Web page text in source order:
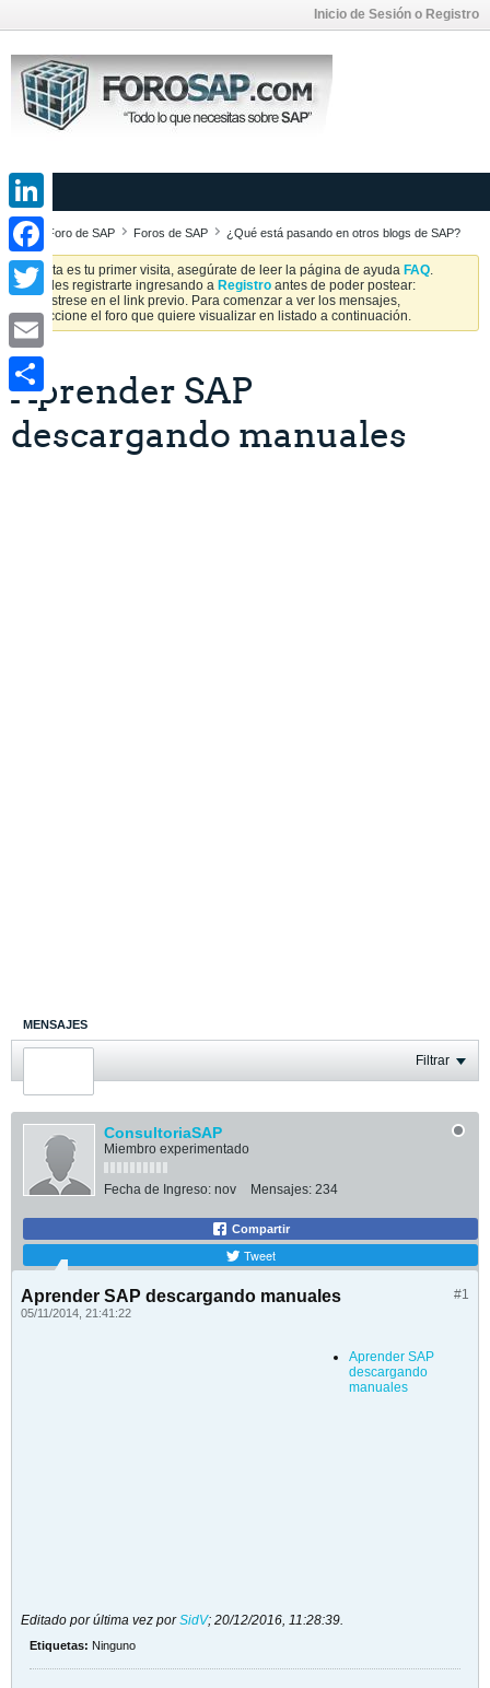
Inicio de Sesión o Registro
Foro de SAP Foros de SAP ¿Qué está pasando en otros blogs de SAP?
Si esta es tu primer visita, asegúrate de leer la página de ayuda FAQ.
Puedes registrarte ingresando a Registro antes de poder postear:
Regístrese en el link previo. Para comenzar a ver los mensajes,
seleccione el foro que quiere visualizar en listado a continuación.
Aprender SAP
descargando manuales
MENSAJES
ÚLTIMA ACTIVIDAD Filtrar
ConsultoriaSAP
Miembro experimentado
Fecha de Ingreso: nov Mensajes: 234
Compartir
Tweet
#1
Aprender SAP descargando manuales
05/11/2014, 21:41:22
Aprender SAP
descargando
manuales
Editado por última vez porSidV; 20/12/2016, 11:28:39.
Etiquetas: Ninguno
LinkedIn
Facebook
Twitter
Email
Share